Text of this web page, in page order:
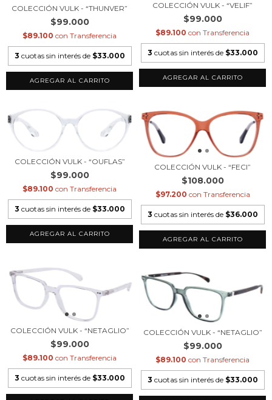
COLECCIÓN VULK - “THUNVER”
$99.000
$89.100 con Transferencia
3 cuotas sin interés de $33.000
COLECCIÓN VULK - “VELIF”
$99.000
$89.100 con Transferencia
3 cuotas sin interés de $33.000
COLECCIÓN VULK - “OUFLAS”
$99.000
$89.100 con Transferencia
3 cuotas sin interés de $33.000
COLECCIÓN VULK - “FECI”
$108.000
$97.200 con Transferencia
3 cuotas sin interés de $36.000
COLECCIÓN VULK - “NETAGLIO”
$99.000
$89.100 con Transferencia
3 cuotas sin interés de $33.000
COLECCIÓN VULK - “NETAGLIO”
$99.000
$89.100 con Transferencia
3 cuotas sin interés de $33.000